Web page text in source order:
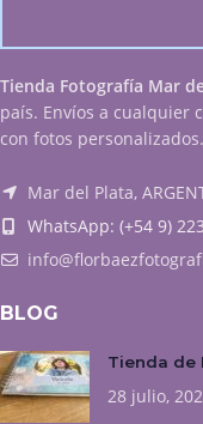
Tienda Fotografía Mar
país. Envíos a cualquier
con fotos
Mar del Plata,
WhatsApp: (+54 9)
BLOG
Tienda de
28 julio,